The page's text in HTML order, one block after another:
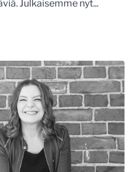
Julkaisemme nyt...